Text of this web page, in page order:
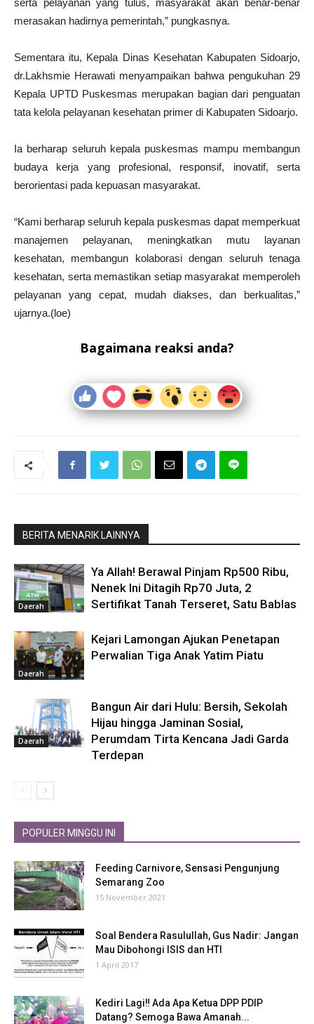
serta pelayanan yang tulus, masyarakat akan benar-benar
merasakan hadirnya pemerintah,” pungkasnya.
Sementara itu, Kepala Dinas Kesehatan Kabupaten Sidoarjo,
dr.Lakhsmie Herawati menyampaikan bahwa pengukuhan 29
Kepala UPTD Puskesmas merupakan bagian dari penguatan
tata kelola pelayanan kesehatan primer di Kabupaten Sidoarjo.
Ia berharap seluruh kepala puskesmas mampu membangun
budaya kerja yang profesional, responsif, inovatif, serta
berorientasi pada kepuasan masyarakat.
“Kami berharap seluruh kepala puskesmas dapat memperkuat
manajemen pelayanan, meningkatkan mutu layanan
kesehatan, membangun kolaborasi dengan seluruh tenaga
kesehatan, serta memastikan setiap masyarakat memperoleh
pelayanan yang cepat, mudah diakses, dan berkualitas,”
ujarnya.(loe)
Bagaimana reaksi anda?
BERITA MENARIK LAINNYA
Daerah
Ya Allah! Berawal Pinjam Rp500 Ribu,
Nenek Ini Ditagih Rp70 Juta, 2
Sertifikat Tanah Terseret, Satu Bablas
Daerah
Kejari Lamongan Ajukan Penetapan
Perwalian Tiga Anak Yatim Piatu
Daerah
Bangun Air dari Hulu: Bersih, Sekolah
Hijau hingga Jaminan Sosial,
Perumdam Tirta Kencana Jadi Garda
Terdepan
POPULER MINGGU INI
Feeding Carnivore, Sensasi Pengunjung
Semarang Zoo
15 November 2021
Soal Bendera Rasulullah, Gus Nadir: Jangan
Mau Dibohongi ISIS dan HTI
1 April 2017
Kediri Lagi‼ Ada Apa Ketua DPP PDIP
Datang? Semoga Bawa Amanah...